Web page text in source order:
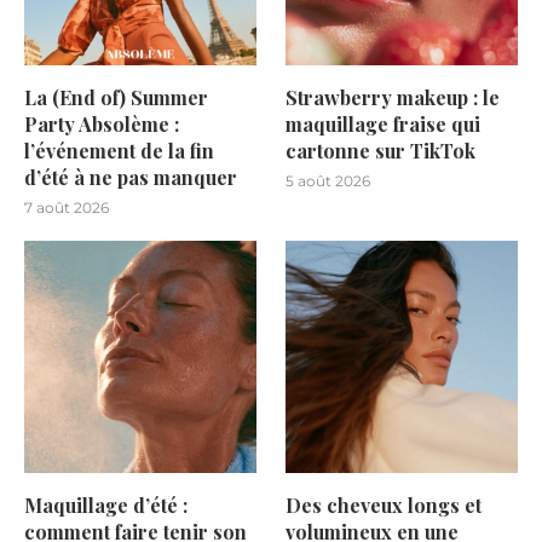
La (End of) Summer
Party Absolème :
l’événement de la fin
d’été à ne pas manquer
7 août 2026
Strawberry makeup : le
maquillage fraise qui
cartonne sur TikTok
5 août 2026
Maquillage d’été :
comment faire tenir son
Des cheveux longs et
volumineux en une